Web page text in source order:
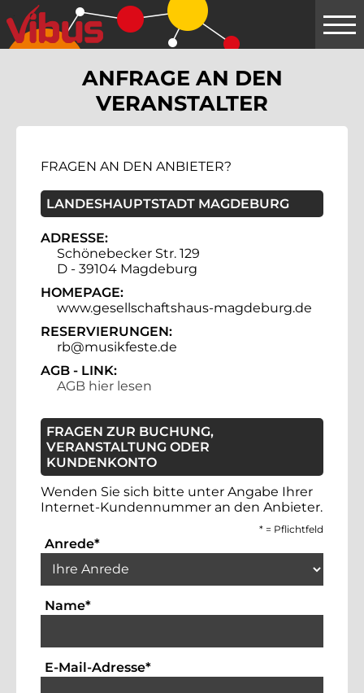
Springe
zum
Hauptinhalt
ANFRAGE AN DEN
VERANSTALTER
FRAGEN AN DEN ANBIETER?
LANDESHAUPTSTADT MAGDEBURG
ADRESSE:
Schönebecker Str. 129
D - 39104 Magdeburg
HOMEPAGE:
www.gesellschaftshaus-magdeburg.de
RESERVIERUNGEN:
rb@musikfeste.de
AGB - LINK:
AGB hier lesen
FRAGEN ZUR BUCHUNG,
VERANSTALTUNG ODER
KUNDENKONTO
Wenden Sie sich bitte unter Angabe Ihrer
Internet-Kundennummer an den Anbieter.
* = Pflichtfeld
Anrede*Auswahlbox für die Anrede. Dies ist
Name*Textfeld für die Eingabe Ihres Namens.
E-Mail-Adresse*Textfeld für die Eingabe der